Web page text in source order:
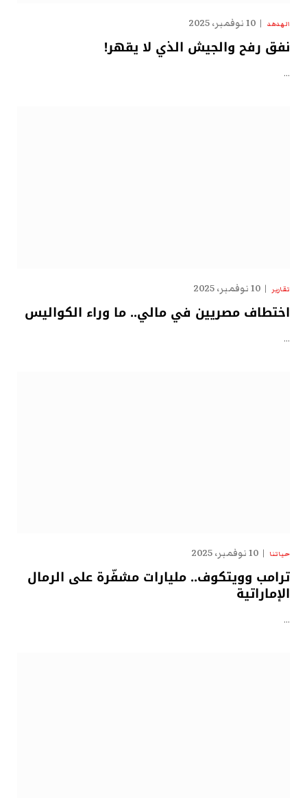
الهدهد 10 نوفمبر، 2025
نفق رفح والجيش الذي لا يقهر!
…
تقارير 10 نوفمبر، 2025
اختطاف مصريين في مالي.. ما وراء الكواليس
…
حياتنا 10 نوفمبر، 2025
ترامب وويتكوف.. مليارات مشفّرة على الرمال
الإماراتية
…